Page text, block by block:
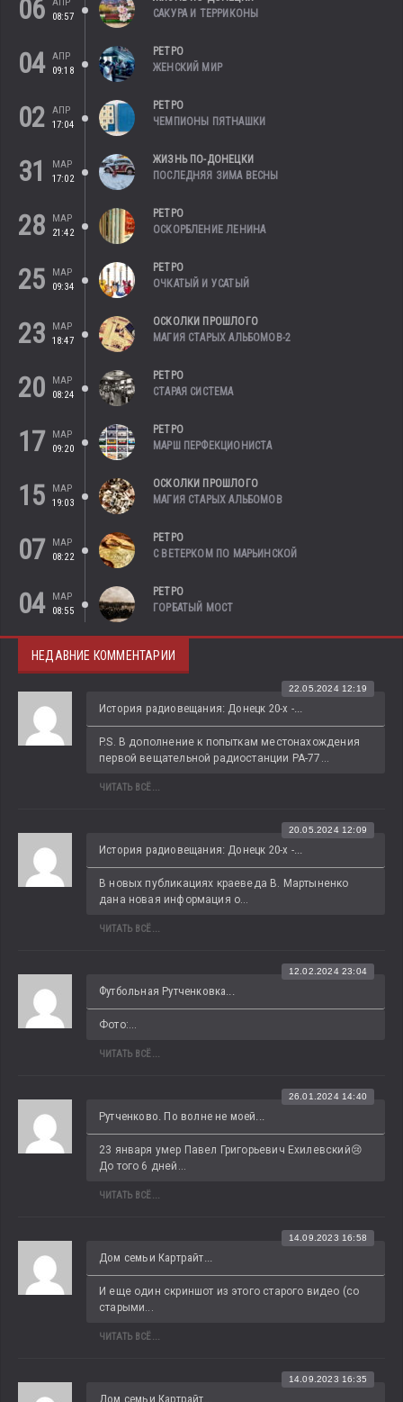
06
08:57
САКУРА И ТЕРРИКОНЫ
04 АПР
09:18
РЕТРО
ЖЕНСКИЙ МИР
02
АПР
17:04
РЕТРО
ЧЕМПИОНЫ ПЯТНАШКИ
31
МАР
17:02
ЖИЗНЬ ПО-ДОНЕЦКИ
ПОСЛЕДНЯЯ ЗИМА ВЕСНЫ
28
МАР
21:42
РЕТРО
ОСКОРБЛЕНИЕ ЛЕНИНА
25
МАР
09:34
РЕТРО
ОЧКАТЫЙ И УСАТЫЙ
23
МАР
18:47
ОСКОЛКИ ПРОШЛОГО
МАГИЯ СТАРЫХ АЛЬБОМОВ-2
20
МАР
08:24
РЕТРО
СТАРАЯ СИСТЕМА
17
МАР
09:20
РЕТРО
МАРШ ПЕРФЕКЦИОНИСТА
15
МАР
19:03
ОСКОЛКИ ПРОШЛОГО
МАГИЯ СТАРЫХ АЛЬБОМОВ
07
МАР
08:22
РЕТРО
С ВЕТЕРКОМ ПО МАРЬИНСКОЙ
04
МАР
08:55
РЕТРО
ГОРБАТЫЙ МОСТ
НЕДАВНИЕ КОММЕНТАРИИ
История радиовещания: Донецк 20-х -...
22.05.2024 12:19
P.S. В дополнение к попыткам местонахождения
первой вещательной радиостанции РА-77...
ЧИТАТЬ ВСЁ...
История радиовещания: Донецк 20-х -...
20.05.2024 12:09
В новых публикациях краеведа В. Мартыненко
дана новая информация о...
ЧИТАТЬ ВСЁ...
Футбольная Рутченковка...
12.02.2024 23:04
Фото:...
ЧИТАТЬ ВСЁ...
Рутченково. По волне не моей...
26.01.2024 14:40
23 января умер Павел Григорьевич Ехилевский😢
До того 6 дней...
ЧИТАТЬ ВСЁ...
Дом семьи Картрайт...
14.09.2023 16:58
И еще один скриншот из этого старого видео (со
старыми...
ЧИТАТЬ ВСЁ...
Дом семьи Картрайт...
14.09.2023 16:35